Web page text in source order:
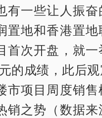
有一些让人振
置地和香港置
首次开盘，就
的成绩，此后
市项目周度销
销之势（数据